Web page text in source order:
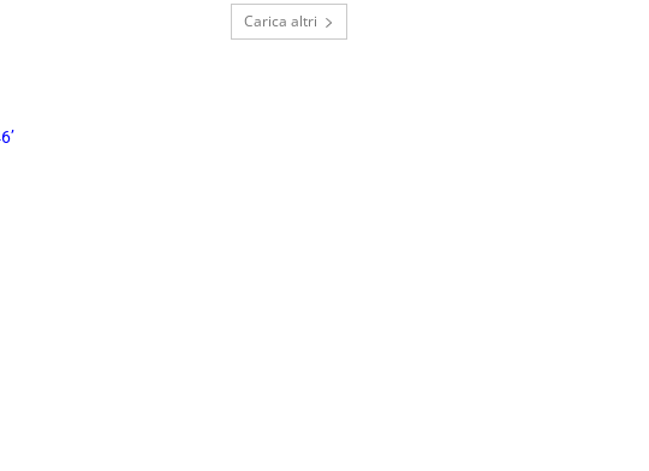
Carica altri